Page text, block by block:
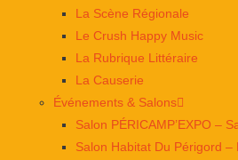
La Scène Régionale
Le Crush Happy Music
La Rubrique Littéraire
La Causerie
Événements & Salons
Salon PÉRICAMP’EXPO –
Salon Habitat Du Périgord –